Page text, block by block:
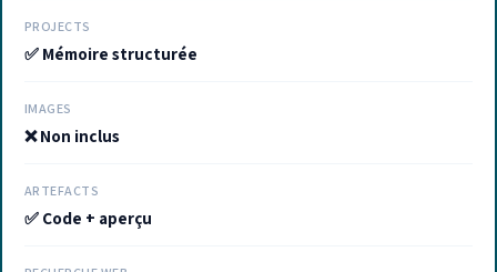
PROJECTS
✅ Mémoire structurée
IMAGES
❌ Non inclus
ARTEFACTS
✅ Code + aperçu